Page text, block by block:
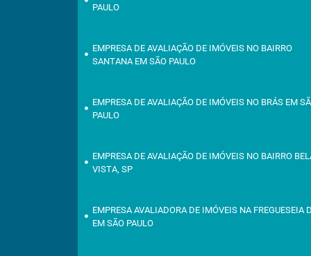
PAULO
EMPRESA DE AVALIAÇÃO DE IMÓVEIS NO BAIRRO
SANTANA EM SÃO PAULO
EMPRESA DE AVALIAÇÃO DE IMÓVEIS NO BRÁS EM
PAULO
EMPRESA DE AVALIAÇÃO DE IMÓVEIS NO BAIRRO
VISTA, SP
EMPRESA AVALIADORA DE IMÓVEIS NA FREGUESEIA
EM SÃO PAULO